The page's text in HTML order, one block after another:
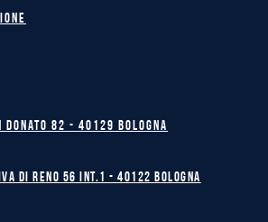
82 - 40129 BOLOGNA
di Reno 56 int.1 - 40122 BOLOGNA